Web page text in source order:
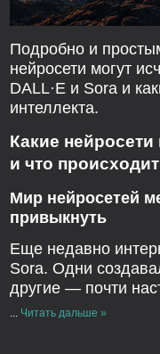
Подробно и
нейросети могут
DALL·E и Sora и
интеллекта.
Какие
и что
Мир нейросетей
привыкнуть
Еще недавно
Sora. Одни
другие — почти
... Читать дальше »